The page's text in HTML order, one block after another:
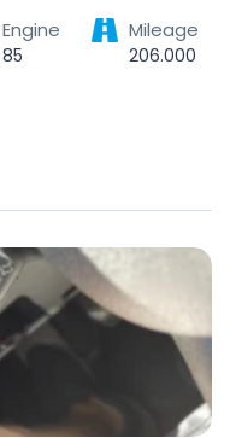
Engine
85
Mileage
206.000